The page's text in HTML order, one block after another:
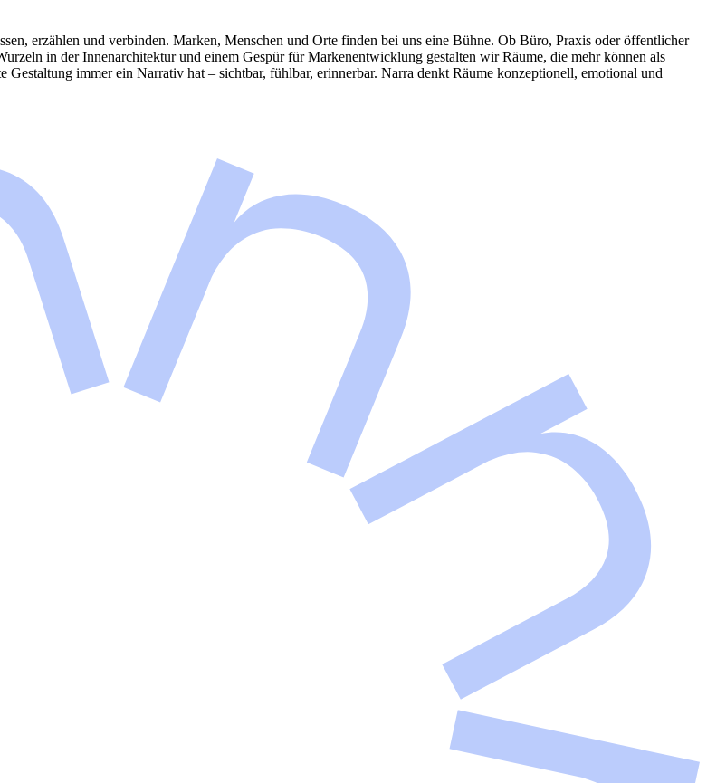
erzählen und verbinden. Marken, Menschen und Orte finden bei uns eine Bühne. Ob Büro, Praxis oder öffentlicher
in der Innenarchitektur und einem Gespür für Markenentwicklung gestalten wir Räume, die mehr können als
immer ein Narrativ hat – sichtbar, fühlbar, erinnerbar. Narra denkt Räume konzeptionell, emotional und